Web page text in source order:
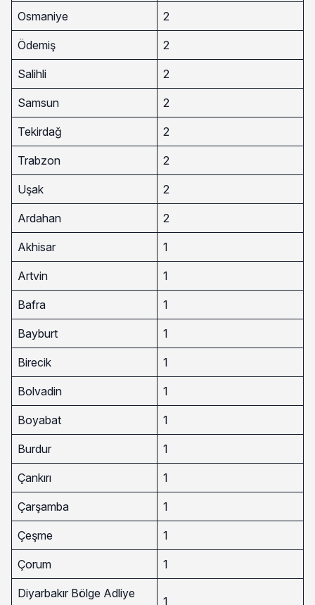
Osmaniye 2
Ödemiş 2
Salihli 2
Samsun 2
Tekirdağ 2
Trabzon 2
Uşak 2
Ardahan 2
Akhisar 1
Artvin 1
Bafra 1
Bayburt 1
Birecik 1
Bolvadin 1
Boyabat 1
Burdur 1
Çankırı 1
Çarşamba 1
Çeşme 1
Çorum 1
Diyarbakır Bölge Adliye
1